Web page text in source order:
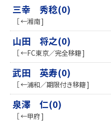
三幸 秀稔(0)
［ ←湘南 ]
山田 将之(0)
［ ←FC東京／完全移籍 ]
武田 英寿(0)
［ ←浦和／期限付き移籍 ]
泉澤 仁(0)
［ ←甲府 ]